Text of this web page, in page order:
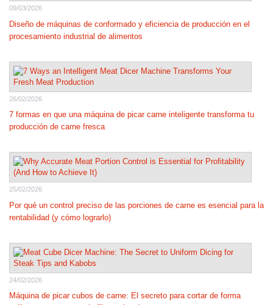
09/03/2026
Diseño de máquinas de conformado y eficiencia de producción en el
procesamiento industrial de alimentos
26/02/2026
7 formas en que una máquina de picar carne inteligente transforma tu
producción de carne fresca
25/02/2026
Por qué un control preciso de las porciones de carne es esencial para la
rentabilidad (y cómo lograrlo)
24/02/2026
Máquina de picar cubos de carne: El secreto para cortar de forma